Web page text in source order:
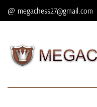
megachess27@gmail.com